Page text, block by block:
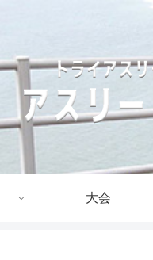
大会